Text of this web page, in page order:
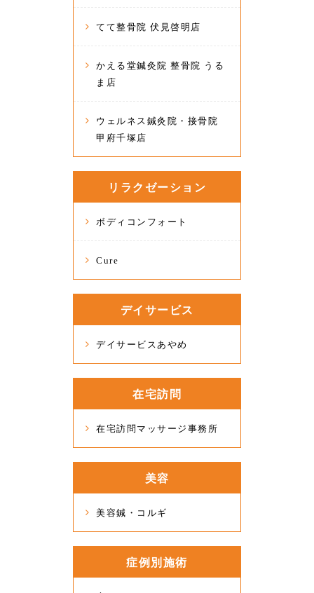
てて整骨院 伏見啓明店
かえる堂鍼灸院 整骨院 うる
ま店
ウェルネス鍼灸院・接骨院
甲府千塚店
リラクゼーション
ボディコンフォート
Cure
デイサービス
デイサービスあやめ
在宅訪問
在宅訪問マッサージ事務所
美容
美容鍼・コルギ
症例別施術